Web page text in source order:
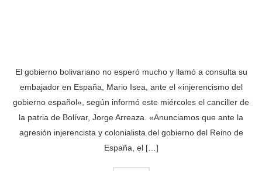
El gobierno bolivariano no esperó mucho y llamó a consulta su
embajador en España, Mario Isea, ante el «injerencismo del
gobierno español», según informó este miércoles el canciller de
la patria de Bolívar, Jorge Arreaza. «Anunciamos que ante la
agresión injerencista y colonialista del gobierno del Reino de
España, el […]